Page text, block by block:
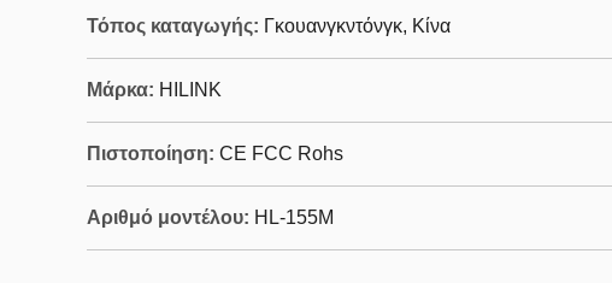
Τόπος καταγωγής: Γκουανγκντόνγκ, Κίνα
Μάρκα: HILINK
Πιστοποίηση: CE FCC Rohs
Αριθμό μοντέλου: HL-155M